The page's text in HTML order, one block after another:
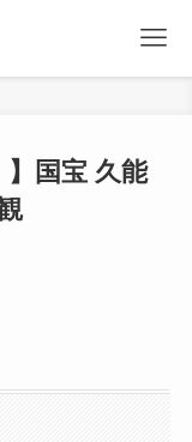
】国宝 久能
別拝観